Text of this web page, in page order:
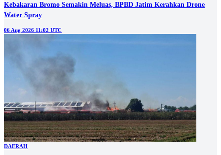
Kebakaran Bromo Semakin Meluas, BPBD Jatim Kerahkan Drone
Water Spray
06 Aug 2026 11:02 UTC
DAERAH